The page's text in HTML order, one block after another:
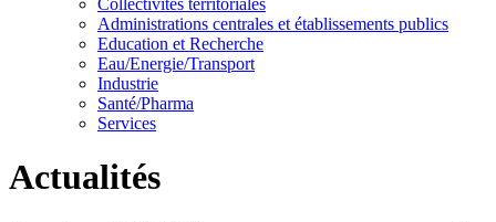
Collectivités territoriales
Administrations centrales et établissements publics
Education et Recherche
Eau/Energie/Transport
Industrie
Santé/Pharma
Services
Actualités